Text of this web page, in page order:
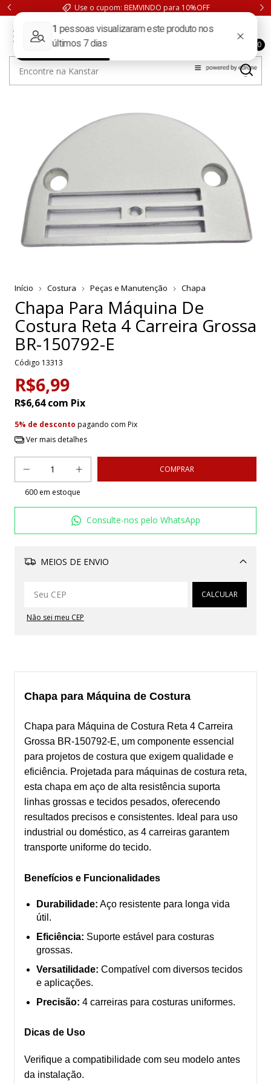
Use o cupom: BEMVINDO para 10%OFF
0
Início Costura Peças e Manutenção Chapa
Chapa Para Máquina De
Costura Reta 4 Carreira Grossa
BR-150792-E
Código 13313
R$6,99
R$6,64com Pix
5% de desconto pagando com Pix
Ver mais detalhes
600 em estoque
Consulte-nos pelo WhatsApp
MEIOS DE ENVIO
Alterar CEP
CALCULAR
Não sei meu CEP
Chapa para Máquina de Costura
Chapa para Máquina de Costura Reta 4 Carreira
Grossa BR-150792-E, um componente essencial
para projetos de costura que exigem qualidade e
eficiência. Projetada para máquinas de costura reta,
esta chapa em aço de alta resistência suporta
linhas grossas e tecidos pesados, oferecendo
resultados precisos e consistentes. Ideal para uso
industrial ou doméstico, as 4 carreiras garantem
transporte uniforme do tecido.
Benefícios e Funcionalidades
Durabilidade: Aço resistente para longa vida
útil.
Eficiência: Suporte estável para costuras
grossas.
Versatilidade: Compatível com diversos tecidos
e aplicações.
Precisão: 4 carreiras para costuras uniformes.
Dicas de Uso
Verifique a compatibilidade com seu modelo antes
da instalação.